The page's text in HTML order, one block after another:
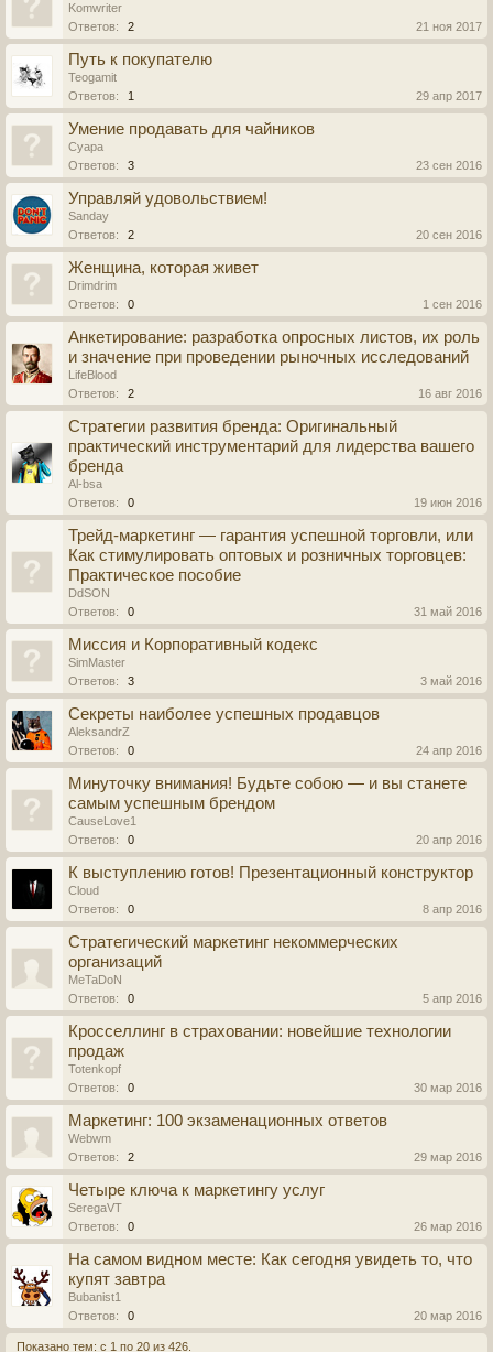
Komwriter
Ответов:
2 21 ноя 2017
Путь к покупателю
Teogamit
Ответов:
1 29 апр 2017
Умение продавать для чайников
Cyapa
Ответов:
3 23 сен 2016
Управляй удовольствием!
Sanday
Ответов:
2 20 сен 2016
Женщина, которая живет
Drimdrim
Ответов:
0 1 сен 2016
Анкетирование: разработка опросных листов, их роль
и значение при проведении рыночных исследований
LifeBlood
Ответов:
2 16 авг 2016
Стратегии развития бренда: Оригинальный
практический инструментарий для лидерства вашего
бренда
Al-bsa
Ответов:
0 19 июн 2016
Трейд-маркетинг — гарантия успешной торговли, или
Как стимулировать оптовых и розничных торговцев:
Практическое пособие
DdSON
Ответов:
0 31 май 2016
Миссия и Корпоративный кодекс
SimMaster
Ответов:
3 3 май 2016
Секреты наиболее успешных продавцов
AleksandrZ
Ответов:
0 24 апр 2016
Минуточку внимания! Будьте собою — и вы станете
самым успешным брендом
CauseLove1
Ответов:
0 20 апр 2016
К выступлению готов! Презентационный конструктор
Cloud
Ответов:
0 8 апр 2016
Стратегический маркетинг некоммерческих
организаций
MeTaDoN
Ответов:
0 5 апр 2016
Кросселлинг в страховании: новейшие технологии
продаж
Totenkopf
Ответов:
0 30 мар 2016
Маркетинг: 100 экзаменационных ответов
Webwm
Ответов:
2 29 мар 2016
Четыре ключа к маркетингу услуг
SeregaVT
Ответов:
0 26 мар 2016
На самом видном месте: Как сегодня увидеть то, что
купят завтра
Bubanist1
Ответов:
0 20 мар 2016
Показано тем: с 1 по 20 из 426.